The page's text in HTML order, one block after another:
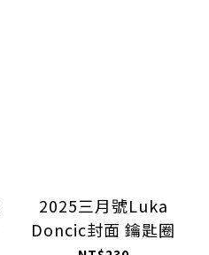
2025三月號Luka
Doncic封面 鑰匙圈